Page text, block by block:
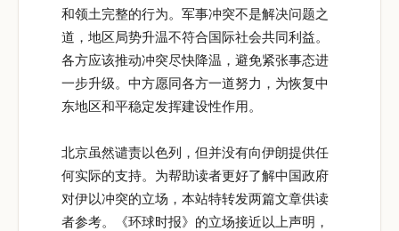
和领土完整的行为。军事冲突不是解决问题之
道，地区局势升温不符合国际社会共同利益。
各方应该推动冲突尽快降温，避免紧张事态进
一步升级。中方愿同各方一道努力，为恢复中
东地区和平稳定发挥建设性作用。
北京虽然谴责以色列，但并没有向伊朗提供任
何实际的支持。为帮助读者更好了解中国政府
对伊以冲突的立场，本站特转发两篇文章供读
者参考。《环球时报》的立场接近以上声明，